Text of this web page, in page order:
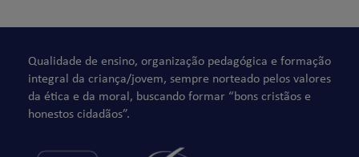
Qualidade de ensino, organização pedagógica e formação
integral da criança/jovem, sempre norteado pelos valores
da ética e da moral, buscando formar “bons cristãos e
honestos cidadãos”.